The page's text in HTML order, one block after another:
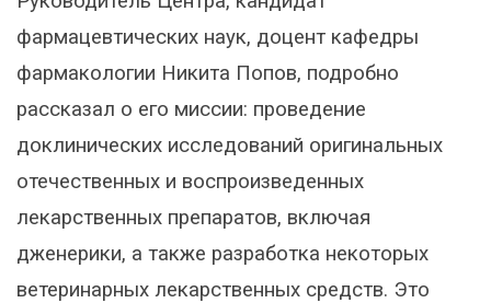
фармацевтических наук, доцент кафедры
фармакологии Никита Попов, подробно
рассказал о его миссии: проведение
доклинических исследований оригинальных
отечественных и воспроизведенных
лекарственных препаратов, включая
дженерики, а также разработка некоторых
ветеринарных лекарственных средств. Это